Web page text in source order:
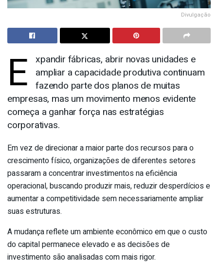
Divulgação
E
xpandir fábricas, abrir novas unidades e
ampliar a capacidade produtiva continuam
fazendo parte dos planos de muitas
empresas, mas um movimento menos evidente
começa a ganhar força nas estratégias
corporativas.
Em vez de direcionar a maior parte dos recursos para o
crescimento físico, organizações de diferentes setores
passaram a concentrar investimentos na eficiência
operacional, buscando produzir mais, reduzir desperdícios e
aumentar a competitividade sem necessariamente ampliar
suas estruturas.
A mudança reflete um ambiente econômico em que o custo
do capital permanece elevado e as decisões de
investimento são analisadas com mais rigor.